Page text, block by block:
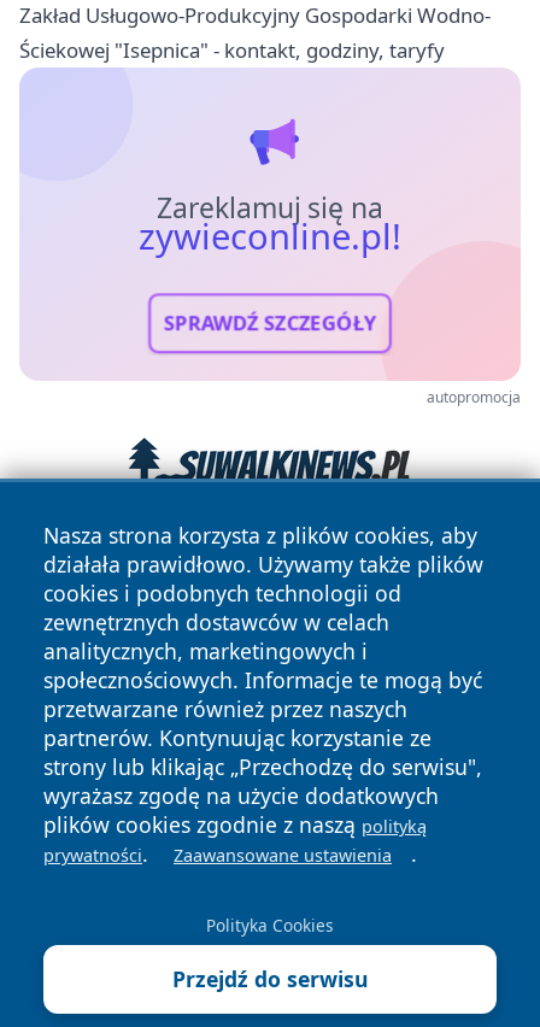
Zakład Usługowo-Produkcyjny Gospodarki Wodno-
Ściekowej "Isepnica" - kontakt, godziny, taryfy
Zareklamuj się na
zywieconline.pl!
SPRAWDŹ SZCZEGÓŁY
autopromocja
Nasza strona korzysta z plików cookies, aby
działała prawidłowo. Używamy także plików
cookies i podobnych technologii od
zewnętrznych dostawców w celach
analitycznych, marketingowych i
społecznościowych. Informacje te mogą być
przetwarzane również przez naszych
partnerów. Kontynuując korzystanie ze
strony lub klikając „Przechodzę do serwisu",
wyrażasz zgodę na użycie dodatkowych
plików cookies zgodnie z naszą polityką
prywatności. Zaawansowane ustawienia .
Polityka Cookies
Przejdź do serwisu
Copyright © 2026 zywieconline.pl Wszystkie prawa
zastrzeżone.
News Autorzy
Polityka
Prywatności
Polityka
Cookies